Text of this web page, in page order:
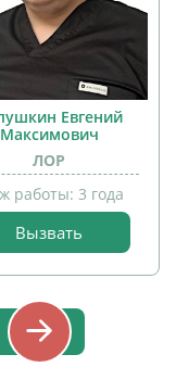
Евгений
Максимович
ЛОР
работы: 3 года
Вызвать